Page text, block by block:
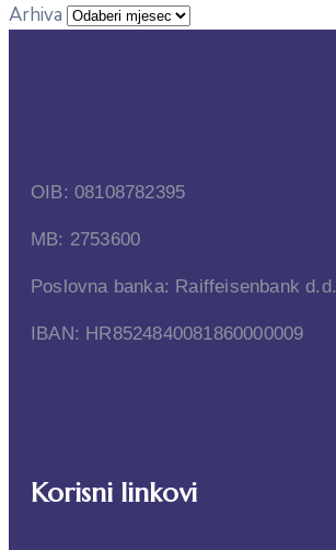
Arhiva
OIB: 08108782395
MB: 2753600
Poslovna banka: Raiffeisenbank d.d.
IBAN: HR8524840081860000009
Korisni linkovi